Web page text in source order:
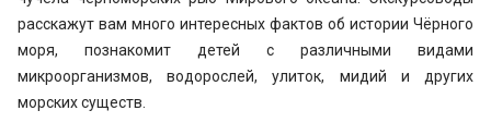
расскажут вам много интересных фактов об истории Чёрного
моря, познакомит детей с различными видами
микроорганизмов, водорослей, улиток, мидий и других
морских существ.